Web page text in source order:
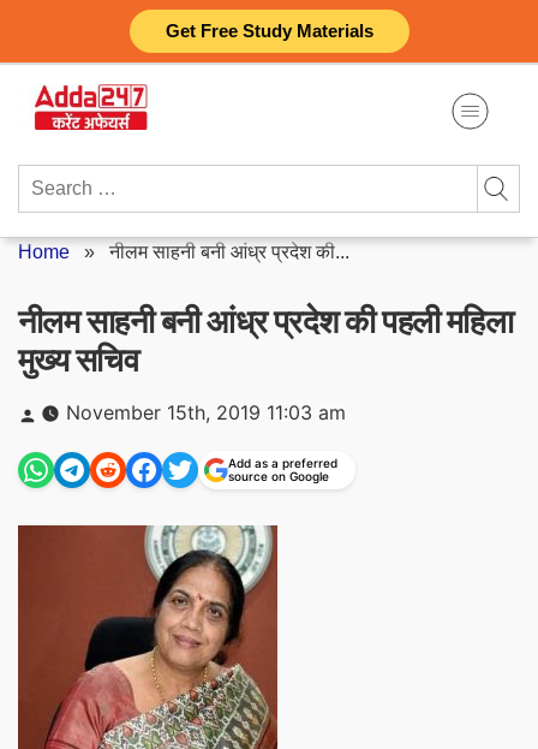
Get Free Study Materials
content
Search
Home »नीलम साहनी बनी आंध्र प्रदेश की...
नीलम साहनी बनी आंध्र प्रदेश की पहली महिला
मुख्य सचिव
Posted
by
November 15th, 2019 11:03 am
Add as a preferred
source on Google